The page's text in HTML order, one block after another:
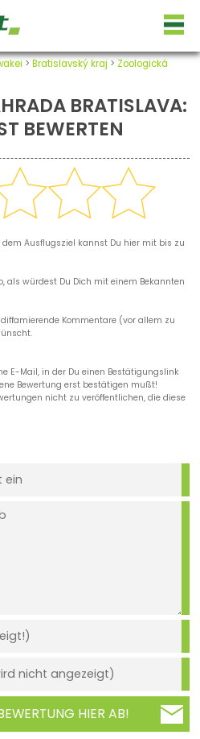
> Bratislavský kraj > Zoologická
BRATISLAVA:
BEWERTEN
dem Ausflugsziel kannst Du hier mit bis zu
als würdest Du Dich mit einem Bekannten
Kommentare (vor allem zu
E-Mail, in der Du einen Bestätigungslink
Bewertung erst bestätigen mußt!
nicht zu veröffentlichen, die diese
HIER AB!